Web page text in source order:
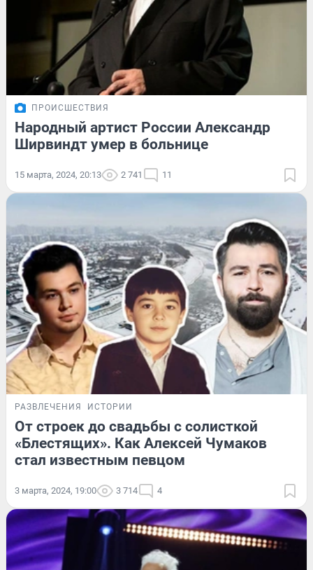
ПРОИСШЕСТВИЯ
Народный артист России Александр
Ширвиндт умер в больнице
15 марта, 2024, 20:13 2 741 11
РАЗВЛЕЧЕНИЯ ИСТОРИИ
От строек до свадьбы с солисткой
«Блестящих». Как Алексей Чумаков
стал известным певцом
3 марта, 2024, 19:00 3 714 4